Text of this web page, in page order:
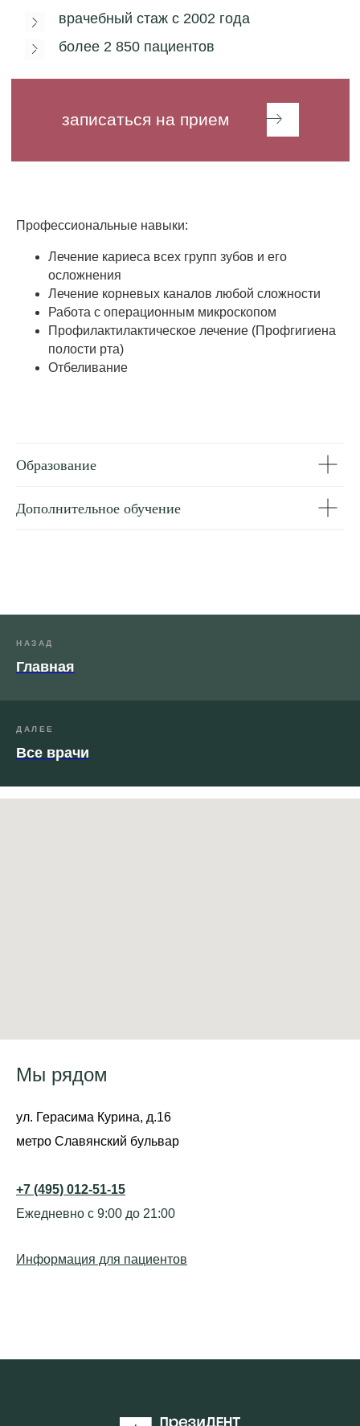
Профессиональные навыки:
Лечение кариеса всех групп зубов и его
осложнения
Лечение корневых каналов любой сложности
Работа с операционным микроскопом
Профилактилактическое лечение (Профгигиена
полости рта)
Отбеливание
Образование
Дополнительное обучение
НАЗАД
Главная
ДАЛЕЕ
Все врачи
Мы рядом
ул. Герасима Курина, д.16
метро Славянский бульвар
+7 (495) 012-51-15
Ежедневно с 9:00 до 21:00
Информация для пациентов